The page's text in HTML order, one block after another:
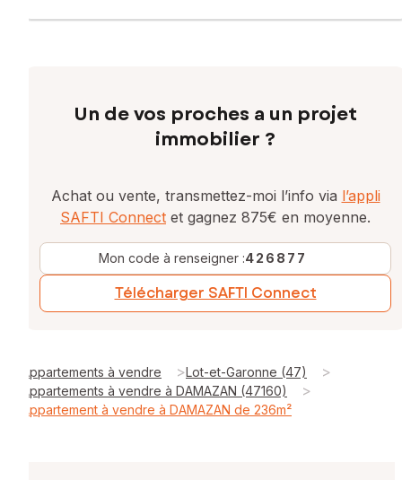
Un de vos proches a un projet
immobilier ?
Achat ou vente, transmettez-moi l’info via l’appli
SAFTI Connect et gagnez 875€ en moyenne.
Mon code à renseigner :426877
Télécharger SAFTI Connect
Appartements à vendre >Lot-et-Garonne (47) >
Appartements à vendre à DAMAZAN (47160) >
Appartement à vendre à DAMAZAN de 236m²